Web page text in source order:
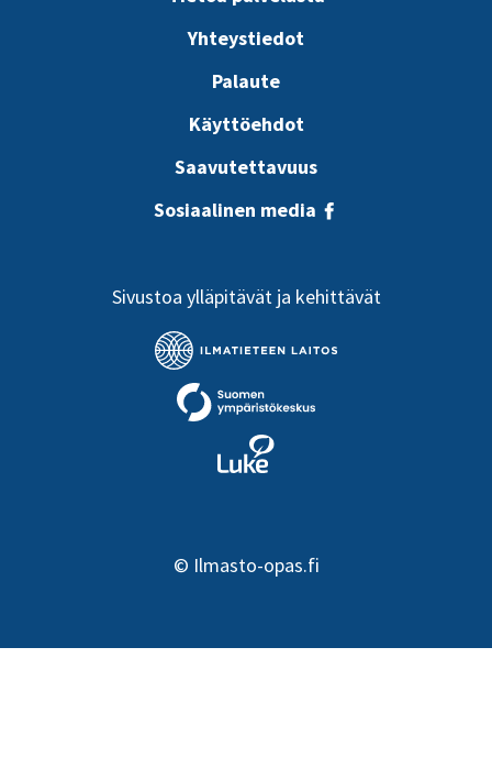
Yhteystiedot
Palaute
Käyttöehdot
Saavutettavuus
Sosiaalinen media
Sivustoa ylläpitävät ja kehittävät
© Ilmasto-opas.fi